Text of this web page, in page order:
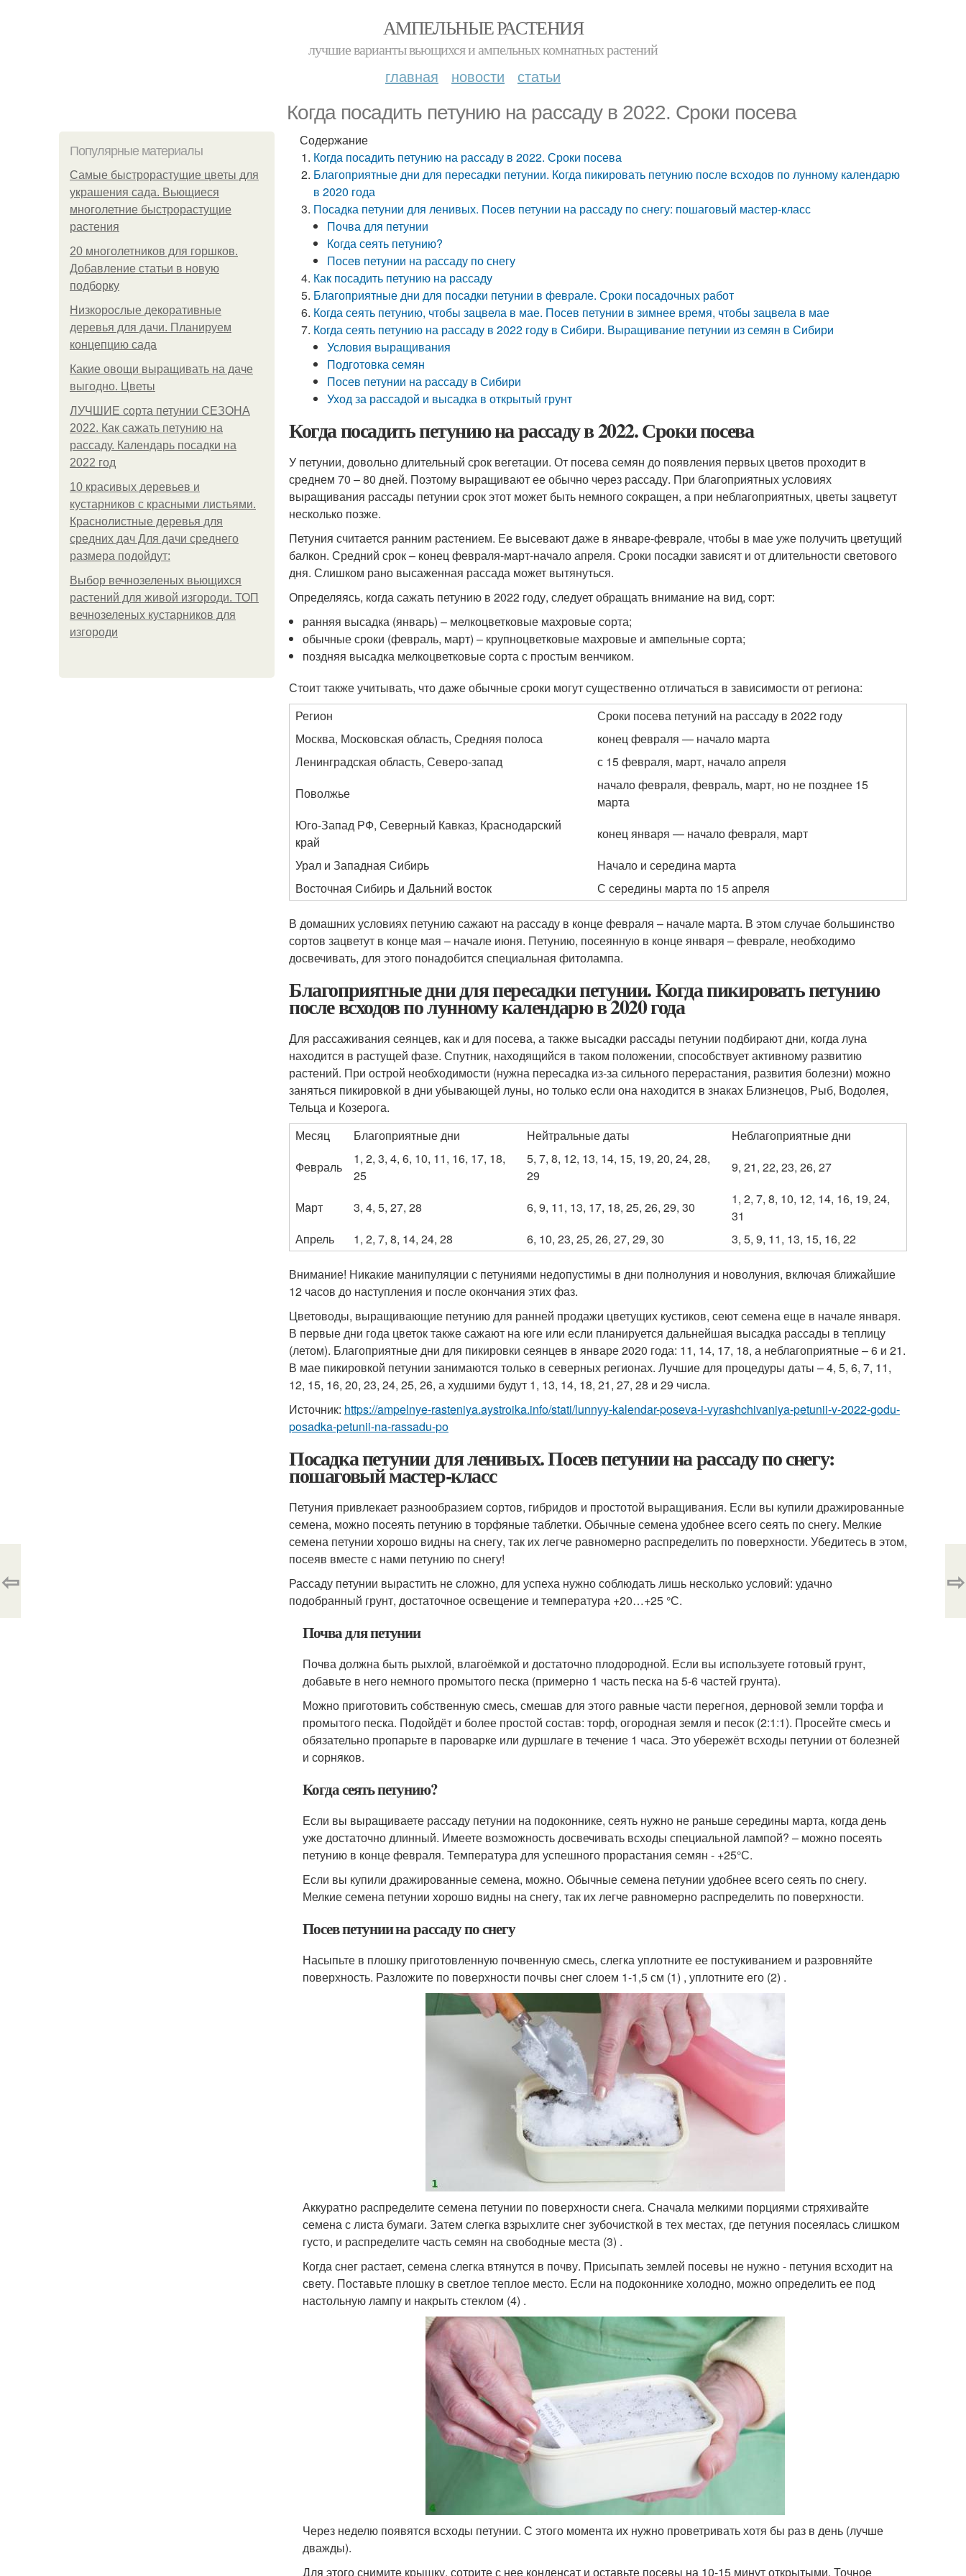
АМПЕЛЬНЫЕ РАСТЕНИЯ
лучшие варианты вьющихся и ампельных комнатных растений
главная новости статьи
Когда посадить петунию на рассаду в 2022. Сроки посева
Популярные материалы
Самые быстрорастущие цветы для
украшения сада. Вьющиеся
многолетние быстрорастущие
растения
20 многолетников для горшков.
Добавление статьи в новую
подборку
Низкорослые декоративные
деревья для дачи. Планируем
концепцию сада
Какие овощи выращивать на даче
выгодно. Цветы
ЛУЧШИЕ сорта петунии СЕЗОНА
2022. Как сажать петунию на
рассаду. Календарь посадки на
2022 год
10 красивых деревьев и
кустарников с красными листьями.
Краснолистные деревья для
средних дач Для дачи среднего
размера подойдут:
Выбор вечнозеленых вьющихся
растений для живой изгороди. ТОП
вечнозеленых кустарников для
изгороди
Содержание
Когда посадить петунию на рассаду в 2022. Сроки посева
Благоприятные дни для пересадки петунии. Когда пикировать петунию после всходов по лунному календарю
в 2020 года
Посадка петунии для ленивых. Посев петунии на рассаду по снегу: пошаговый мастер-класс
Почва для петунии
Когда сеять петунию?
Посев петунии на рассаду по снегу
Как посадить петунию на рассаду
Благоприятные дни для посадки петунии в феврале. Сроки посадочных работ
Когда сеять петунию, чтобы зацвела в мае. Посев петунии в зимнее время, чтобы зацвела в мае
Когда сеять петунию на рассаду в 2022 году в Сибири. Выращивание петунии из семян в Сибири
Условия выращивания
Подготовка семян
Посев петунии на рассаду в Сибири
Уход за рассадой и высадка в открытый грунт
Когда посадить петунию на рассаду в 2022. Сроки посева
У петунии, довольно длительный срок вегетации. От посева семян до появления первых цветов проходит в
среднем 70 – 80 дней. Поэтому выращивают ее обычно через рассаду. При благоприятных условиях
выращивания рассады петунии срок этот может быть немного сокращен, а при неблагоприятных, цветы зацветут
несколько позже.
Петуния считается ранним растением. Ее высевают даже в январе-феврале, чтобы в мае уже получить цветущий
балкон. Средний срок – конец февраля-март-начало апреля. Сроки посадки зависят и от длительности светового
дня. Слишком рано высаженная рассада может вытянуться.
Определяясь, когда сажать петунию в 2022 году, следует обращать внимание на вид, сорт:
ранняя высадка (январь) – мелкоцветковые махровые сорта;
обычные сроки (февраль, март) – крупноцветковые махровые и ампельные сорта;
поздняя высадка мелкоцветковые сорта с простым венчиком.
Стоит также учитывать, что даже обычные сроки могут существенно отличаться в зависимости от региона:
Регион
Сроки посева петуний на рассаду в 2022 году
Москва, Московская область, Средняя полоса
конец февраля — начало марта
Ленинградская область, Северо-запад
с 15 февраля, март, начало апреля
Поволжье
начало февраля, февраль, март, но не позднее 15
марта
Юго-Запад РФ, Северный Кавказ, Краснодарский
край
конец января — начало февраля, март
Урал и Западная Сибирь
Начало и середина марта
Восточная Сибирь и Дальний восток
С середины марта по 15 апреля
В домашних условиях петунию сажают на рассаду в конце февраля – начале марта. В этом случае большинство
сортов зацветут в конце мая – начале июня. Петунию, посеянную в конце января – феврале, необходимо
досвечивать, для этого понадобится специальная фитолампа.
Благоприятные дни для пересадки петунии. Когда пикировать петунию
после всходов по лунному календарю в 2020 года
Для рассаживания сеянцев, как и для посева, а также высадки рассады петунии подбирают дни, когда луна
находится в растущей фазе. Спутник, находящийся в таком положении, способствует активному развитию
растений. При острой необходимости (нужна пересадка из-за сильного перерастания, развития болезни) можно
заняться пикировкой в дни убывающей луны, но только если она находится в знаках Близнецов, Рыб, Водолея,
Тельца и Козерога.
Месяц
Благоприятные дни Нейтральные даты
Неблагоприятные дни
Февраль
1, 2, 3, 4, 6, 10, 11, 16, 17, 18,
25
5, 7, 8, 12, 13, 14, 15, 19, 20, 24, 28,
29
9, 21, 22, 23, 26, 27
Март 3, 4, 5, 27, 28 6, 9, 11, 13, 17, 18, 25, 26, 29, 30
1, 2, 7, 8, 10, 12, 14, 16, 19, 24,
31
Апрель
1, 2, 7, 8, 14, 24, 28 6, 10, 23, 25, 26, 27, 29, 30 3, 5, 9, 11, 13, 15, 16, 22
Внимание! Никакие манипуляции с петуниями недопустимы в дни полнолуния и новолуния, включая ближайшие
12 часов до наступления и после окончания этих фаз.
Цветоводы, выращивающие петунию для ранней продажи цветущих кустиков, сеют семена еще в начале января.
В первые дни года цветок также сажают на юге или если планируется дальнейшая высадка рассады в теплицу
(летом). Благоприятные дни для пикировки сеянцев в январе 2020 года: 11, 14, 17, 18, а неблагоприятные – 6 и 21.
В мае пикировкой петунии занимаются только в северных регионах. Лучшие для процедуры даты – 4, 5, 6, 7, 11,
12, 15, 16, 20, 23, 24, 25, 26, а худшими будут 1, 13, 14, 18, 21, 27, 28 и 29 числа.
Источник: https://ampelnye-rasteniya.aystroika.info/stati/lunnyy-kalendar-poseva-i-vyrashchivaniya-petunii-v-2022-godu-
posadka-petunii-na-rassadu-po
Посадка петунии для ленивых. Посев петунии на рассаду по снегу:
пошаговый мастер-класс
Петуния привлекает разнообразием сортов, гибридов и простотой выращивания. Если вы купили дражированные
семена, можно посеять петунию в торфяные таблетки. Обычные семена удобнее всего сеять по снегу. Мелкие
семена петунии хорошо видны на снегу, так их легче равномерно распределить по поверхности. Убедитесь в этом,
посеяв вместе с нами петунию по снегу!
Рассаду петунии вырастить не сложно, для успеха нужно соблюдать лишь несколько условий: удачно
подобранный грунт, достаточное освещение и температура +20…+25 °С.
Почва для петунии
Почва должна быть рыхлой, влагоёмкой и достаточно плодородной. Если вы используете готовый грунт,
добавьте в него немного промытого песка (примерно 1 часть песка на 5-6 частей грунта).
Можно приготовить собственную смесь, смешав для этого равные части перегноя, дерновой земли торфа и
промытого песка. Подойдёт и более простой состав: торф, огородная земля и песок (2:1:1). Просейте смесь и
обязательно пропарьте в пароварке или дуршлаге в течение 1 часа. Это убережёт всходы петунии от болезней
и сорняков.
Когда сеять петунию?
Если вы выращиваете рассаду петунии на подоконнике, сеять нужно не раньше середины марта, когда день
уже достаточно длинный. Имеете возможность досвечивать всходы специальной лампой? – можно посеять
петунию в конце февраля. Температура для успешного прорастания семян - +25°С.
Если вы купили дражированные семена, можно. Обычные семена петунии удобнее всего сеять по снегу.
Мелкие семена петунии хорошо видны на снегу, так их легче равномерно распределить по поверхности.
Посев петунии на рассаду по снегу
Насыпьте в плошку приготовленную почвенную смесь, слегка уплотните ее постукиванием и разровняйте
поверхность. Разложите по поверхности почвы снег слоем 1-1,5 см (1) , уплотните его (2) .
Аккуратно распределите семена петунии по поверхности снега. Сначала мелкими порциями стряхивайте
семена с листа бумаги. Затем слегка взрыхлите снег зубочисткой в тех местах, где петуния посеялась слишком
густо, и распределите часть семян на свободные места (3) .
Когда снег растает, семена слегка втянутся в почву. Присыпать землей посевы не нужно - петуния всходит на
свету. Поставьте плошку в светлое теплое место. Если на подоконнике холодно, можно определить ее под
настольную лампу и накрыть стеклом (4) .
Через неделю появятся всходы петунии. С этого момента их нужно проветривать хотя бы раз в день (лучше
дважды).
Для этого снимите крышку, сотрите с нее конденсат и оставьте посевы на 10-15 минут открытыми. Точное
⇦ ⇨